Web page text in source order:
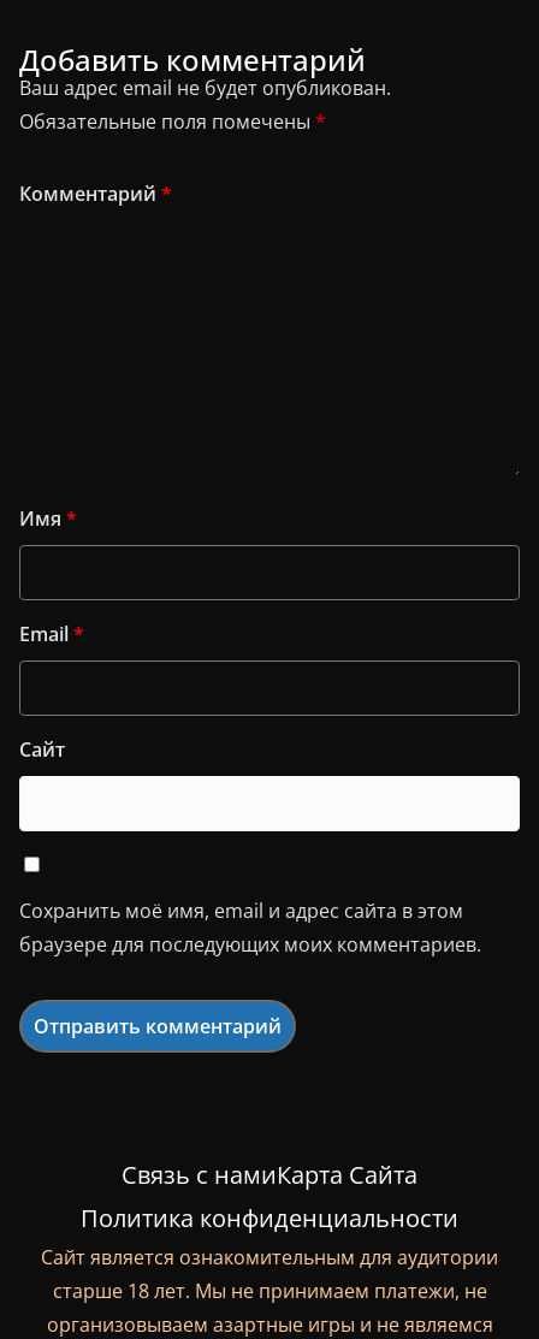
Добавить комментарий
Ваш адрес email не будет опубликован.
Обязательные поля помечены *
Комментарий *
Имя *
Email*
Сайт
Сохранить моё имя, email и адрес сайта в этом
браузере для последующих моих комментариев.
Связь с намиКарта Сайта
Политика конфиденциальности
Сайт является ознакомительным для аудитории
старше 18 лет. Мы не принимаем платежи, не
организовываем азартные игры и не являемся